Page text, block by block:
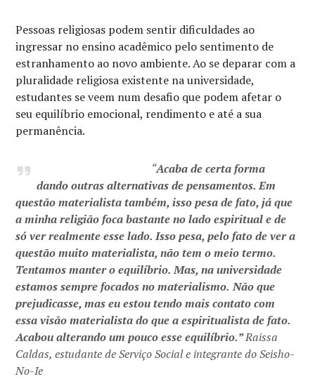
Pessoas religiosas podem sentir dificuldades ao
ingressar no ensino acadêmico pelo sentimento de
estranhamento ao novo ambiente. Ao se deparar com a
pluralidade religiosa existente na universidade,
estudantes se veem num desafio que podem afetar o
seu equilíbrio emocional, rendimento e até a sua
permanência.
“Acaba de certa forma
dando outras alternativas de pensamentos. Em
questão materialista também, isso pesa de fato, já que
a minha religião foca bastante no lado espiritual e de
só ver realmente esse lado. Isso pesa, pelo fato de ver a
questão muito materialista, não tem o meio termo.
Tentamos manter o equilíbrio. Mas, na universidade
estamos sempre focados no materialismo. Não que
prejudicasse, mas eu estou tendo mais contato com
essa visão materialista do que a espiritualista de fato.
Acabou alterando um pouco esse equilíbrio.”Raissa
Caldas, estudante de Serviço Social e integrante do Seisho-
No-Ie